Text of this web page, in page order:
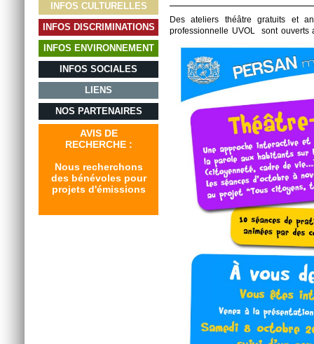
INFOS CULTURELLES
INFOS DISCRIMINATIONS
INFOS ENVIRONNEMENT
INFOS SOCIALES
LIENS
NOS PARTENAIRES
AVIS DE
RECHERCHE :
Nous recherchons
des bénévoles pour
projets d'émissions
Des ateliers théâtre gratuits et
professionnelle UVOL sont